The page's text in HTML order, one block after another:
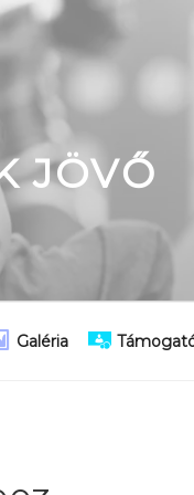
JÖVŐ
Galéria